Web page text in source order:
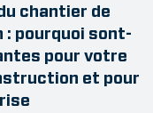
chantier de
pourquoi sont-
pour votre
et pour